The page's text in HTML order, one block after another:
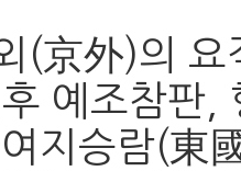
(京外)의
예조참판,
지승람(東